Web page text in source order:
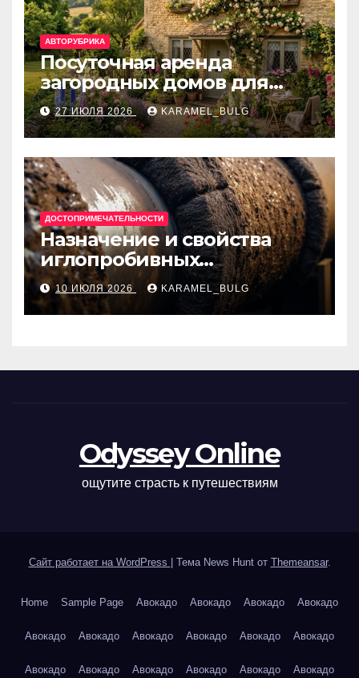
АВТОРУБРИКА
Посуточная аренда
загородных домов для
отдыха
27 ИЮЛЯ 2026 KARAMEL_BULG
ДОСТОПРИМЕЧАТЕЛЬНОСТИ
Назначение и свойства
иглопробивных
базальтовых огнеупорных
матов
10 ИЮЛЯ 2026 KARAMEL_BULG
Odyssey Online
ощутите страсть к путешествиям
Сайт работает на WordPress Тема News Hunt от Themeansar.
Home Sample Page Авокадо Авокадо Авокадо Авокадо
Авокадо Авокадо Авокадо Авокадо Авокадо Авокадо
Авокадо Авокадо Авокадо Авокадо Авокадо Авокадо